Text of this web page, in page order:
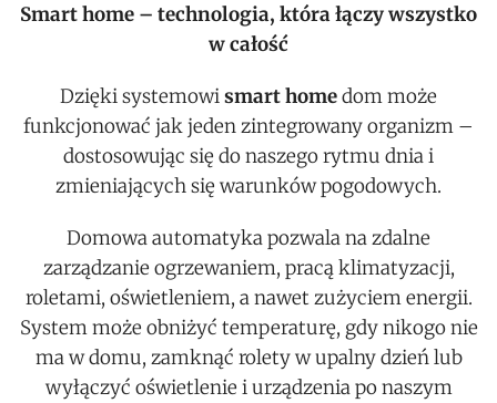
Smart home – technologia, która łączy wszystko
w całość
Dzięki systemowismart homedom może
funkcjonować jak jeden zintegrowany organizm –
dostosowując się do naszego rytmu dnia i
zmieniających się warunków pogodowych.
Domowa automatyka pozwala na zdalne
zarządzanie ogrzewaniem, pracą klimatyzacji,
roletami, oświetleniem, a nawet zużyciem energii.
System może obniżyć temperaturę, gdy nikogo nie
ma w domu, zamknąć rolety w upalny dzień lub
wyłączyć oświetlenie i urządzenia po naszym